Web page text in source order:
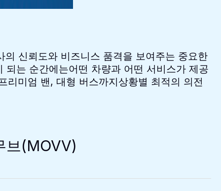
신뢰도와 비즈니스 품격을 보여주는 중요한
는 순간에는어떤 차량과 어떤 서비스가 제공
리미엄 밴, 대형 버스까지상황별 최적의 의전
브(MOVV)